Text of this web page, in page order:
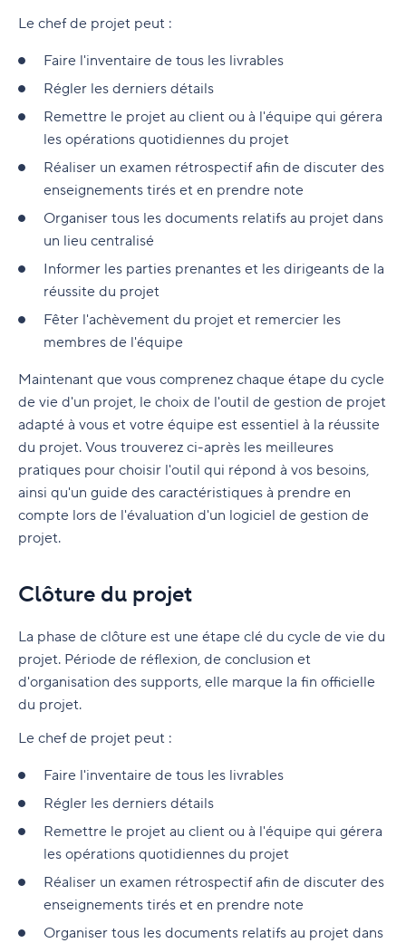
Le chef de projet peut :
Faire l'inventaire de tous les livrables
Régler les derniers détails
Remettre le projet au client ou à l'équipe qui gérera
les opérations quotidiennes du projet
Réaliser un examen rétrospectif afin de discuter des
enseignements tirés et en prendre note
Organiser tous les documents relatifs au projet dans
un lieu centralisé
Informer les parties prenantes et les dirigeants de la
réussite du projet
Fêter l'achèvement du projet et remercier les
membres de l'équipe
Maintenant que vous comprenez chaque étape du cycle
de vie d'un projet, le choix de l'outil de gestion de projet
adapté à vous et votre équipe est essentiel à la réussite
du projet. Vous trouverez ci-après les meilleures
pratiques pour choisir l'outil qui répond à vos besoins,
ainsi qu'un guide des caractéristiques à prendre en
compte lors de l'évaluation d'un logiciel de gestion de
projet.
Clôture du projet
La phase de clôture est une étape clé du cycle de vie du
projet. Période de réflexion, de conclusion et
d'organisation des supports, elle marque la fin officielle
du projet.
Le chef de projet peut :
Faire l'inventaire de tous les livrables
Régler les derniers détails
Remettre le projet au client ou à l'équipe qui gérera
les opérations quotidiennes du projet
Réaliser un examen rétrospectif afin de discuter des
enseignements tirés et en prendre note
Organiser tous les documents relatifs au projet dans